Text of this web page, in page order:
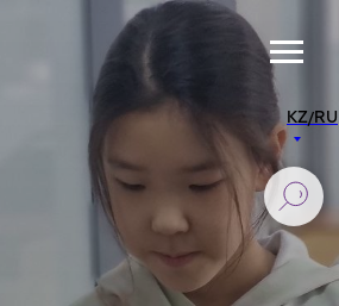
KZ/RU